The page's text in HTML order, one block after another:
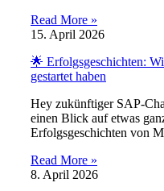
Read More »
15. April 2026
🌟 Erfolgsgeschichten:
gestartet haben
Hey zukünftiger SAP-
einen Blick auf etwas
Erfolgsgeschichten von
Read More »
8. April 2026